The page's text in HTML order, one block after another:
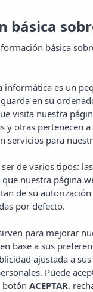
Reservar
Servicios
e
nuestros
Pins
fuera de su
básica
básica
informática es un
en su
visita nuestra
y otras pertenecen
servicios para
de varios tipos:
nuestra página
de su
por defecto.
para mejorar
base a sus
ajustada a sus
Puede
botón ACEPTAR,